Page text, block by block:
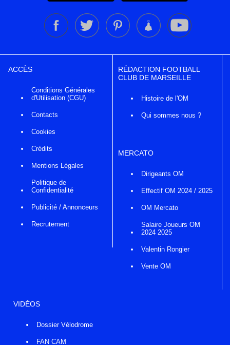
ACCÈS
Conditions Générales
d'Utilisation (CGU)
Contacts
Cookies
Crédits
Mentions Légales
Politique de
Confidentialité
Publicité / Annonceurs
Recrutement
RÉDACTION FOOTBALL
CLUB DE MARSEILLE
Histoire de l'OM
Qui sommes nous ?
MERCATO
Dirigeants OM
Effectif OM 2024 / 2025
OM Mercato
Salaire Joueurs OM
2024 2025
Valentin Rongier
Vente OM
VIDÉOS
Dossier Vélodrome
FAN CAM